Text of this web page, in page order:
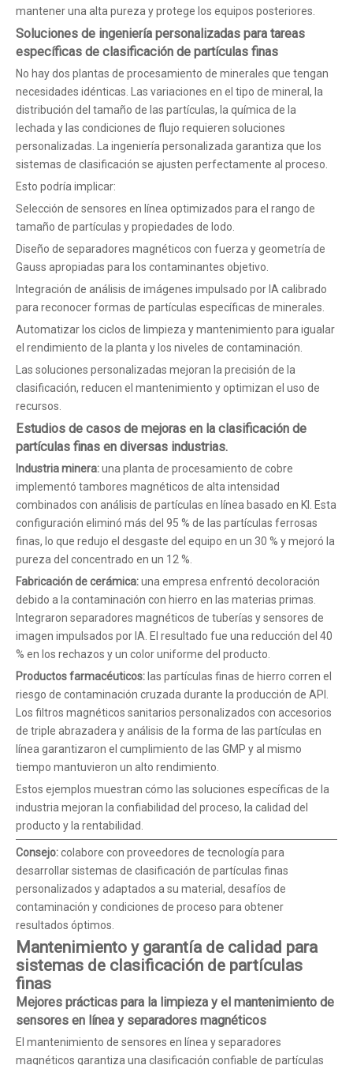
mantener una alta pureza y protege los equipos posteriores.
Soluciones de ingeniería personalizadas para tareas
específicas de clasificación de partículas finas
No hay dos plantas de procesamiento de minerales que tengan
necesidades idénticas. Las variaciones en el tipo de mineral, la
distribución del tamaño de las partículas, la química de la
lechada y las condiciones de flujo requieren soluciones
personalizadas. La ingeniería personalizada garantiza que los
sistemas de clasificación se ajusten perfectamente al proceso.
Esto podría implicar:
Selección de sensores en línea optimizados para el rango de
tamaño de partículas y propiedades de lodo.
Diseño de separadores magnéticos con fuerza y ​​geometría de
Gauss apropiadas para los contaminantes objetivo.
Integración de análisis de imágenes impulsado por IA calibrado
para reconocer formas de partículas específicas de minerales.
Automatizar los ciclos de limpieza y mantenimiento para igualar
el rendimiento de la planta y los niveles de contaminación.
Las soluciones personalizadas mejoran la precisión de la
clasificación, reducen el mantenimiento y optimizan el uso de
recursos.
Estudios de casos de mejoras en la clasificación de
partículas finas en diversas industrias.
Industria minera:una planta de procesamiento de cobre
implementó tambores magnéticos de alta intensidad
combinados con análisis de partículas en línea basado en KI. Esta
configuración eliminó más del 95 % de las partículas ferrosas
finas, lo que redujo el desgaste del equipo en un 30 % y mejoró la
pureza del concentrado en un 12 %.
Fabricación de cerámica:una empresa enfrentó decoloración
debido a la contaminación con hierro en las materias primas.
Integraron separadores magnéticos de tuberías y sensores de
imagen impulsados ​​por IA. El resultado fue una reducción del 40
% en los rechazos y un color uniforme del producto.
Productos farmacéuticos: las partículas finas de hierro corren el
riesgo de contaminación cruzada durante la producción de API.
Los filtros magnéticos sanitarios personalizados con accesorios
de triple abrazadera y análisis de la forma de las partículas en
línea garantizaron el cumplimiento de las GMP y al mismo
tiempo mantuvieron un alto rendimiento.
Estos ejemplos muestran cómo las soluciones específicas de la
industria mejoran la confiabilidad del proceso, la calidad del
producto y la rentabilidad.
Consejo:colabore con proveedores de tecnología para
desarrollar sistemas de clasificación de partículas finas
personalizados y adaptados a su material, desafíos de
contaminación y condiciones de proceso para obtener
resultados óptimos.
Mantenimiento y garantía de calidad para
sistemas de clasificación de partículas
finas
Mejores prácticas para la limpieza y el mantenimiento de
sensores en línea y separadores magnéticos
El mantenimiento de sensores en línea y separadores
magnéticos garantiza una clasificación confiable de partículas